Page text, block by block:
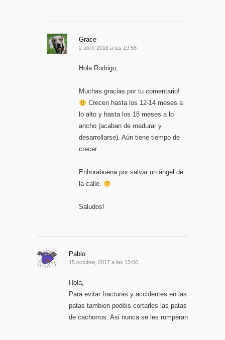
Grace
2 abril, 2018 a las 19:58
Hola Rodrigo,
Muchas gracias por tu comentario!
Crecen hasta los 12-14 meses a
lo alto y hasta los 18 meses a lo
ancho (acaban de madurar y
desarrollarse). Aún tiene tiempo de
crecer.
Enhorabuena por salvar un ángel de
la calle.
Saludos!
Pablo
15 octubre, 2017 a las 13:06
Hola,
Para evitar fracturas y accidentes en las
patas tambien podéis cortarles las patas
de cachorros. Asi nunca se les romperan